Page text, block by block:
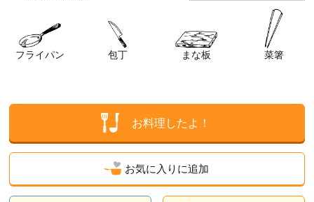
フライパン 包丁 まな板 菜箸
お料理したよ！
お気に入りに追加